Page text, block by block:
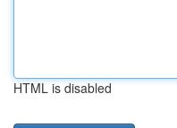
HTML is disabled